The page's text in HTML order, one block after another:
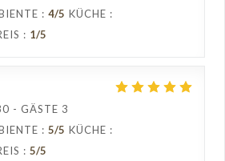
: 4/5 KÜCHE :
: 1/5
- GÄSTE 3
: 5/5 KÜCHE :
: 5/5